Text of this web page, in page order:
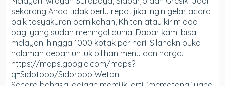
sekarang Anda tidak perlu repot jika ingin gelar acara
baik tasyakuran pernikahan, Khitan atau kirim doa
bagi yang sudah meningal dunia. Dapar kami bisa
melayani hingga 1000 kotak per hari. Silahakn buka
halaman depan untuk pilihan menu dan harga.
https://maps.google.com/maps?
q=Sidotopo/Sidoropo Wetan